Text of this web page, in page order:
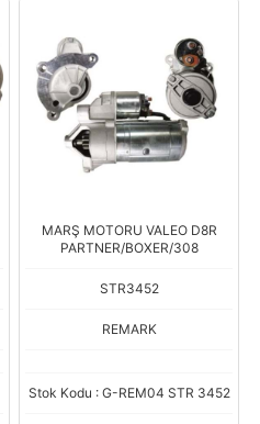
MARŞ MOTORU VALEO D8R
PARTNER/BOXER/308
STR3452
REMARK
Stok Kodu : G-REM04 STR 3452